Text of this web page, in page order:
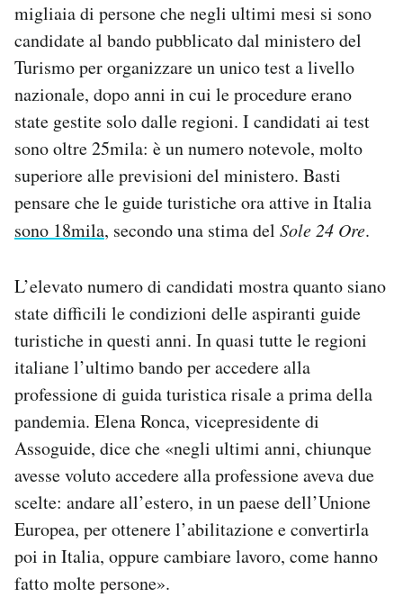
migliaia di persone che negli ultimi mesi si sono
candidate al bando pubblicato dal ministero del
Turismo per organizzare un unico test a livello
nazionale, dopo anni in cui le procedure erano
state gestite solo dalle regioni. I candidati ai test
sono oltre 25mila: è un numero notevole, molto
superiore alle previsioni del ministero. Basti
pensare che le guide turistiche ora attive in Italia
sono 18mila, secondo una stima del Sole 24 Ore.
L’elevato numero di candidati mostra quanto siano
state difficili le condizioni delle aspiranti guide
turistiche in questi anni. In quasi tutte le regioni
italiane l’ultimo bando per accedere alla
professione di guida turistica risale a prima della
pandemia. Elena Ronca, vicepresidente di
Assoguide, dice che «negli ultimi anni, chiunque
avesse voluto accedere alla professione aveva due
scelte: andare all’estero, in un paese dell’Unione
Europea, per ottenere l’abilitazione e convertirla
poi in Italia, oppure cambiare lavoro, come hanno
fatto molte persone».